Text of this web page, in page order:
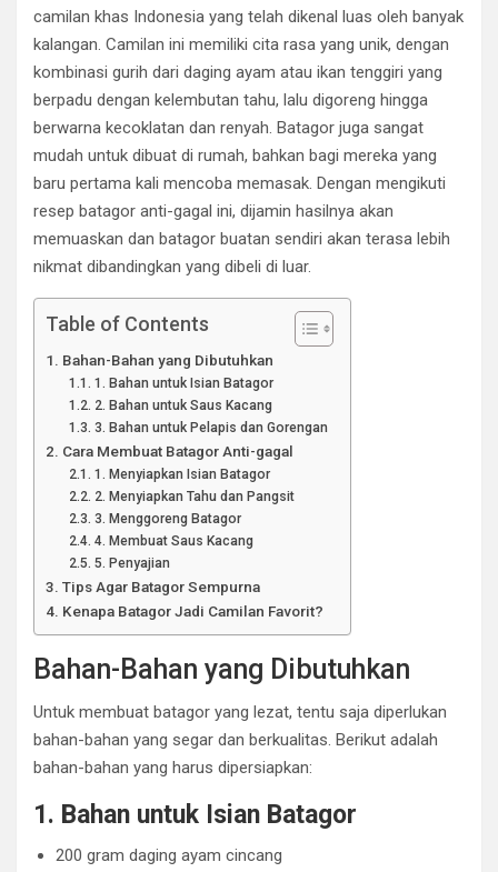
camilan khas Indonesia yang telah dikenal luas oleh banyak
kalangan. Camilan ini memiliki cita rasa yang unik, dengan
kombinasi gurih dari daging ayam atau ikan tenggiri yang
berpadu dengan kelembutan tahu, lalu digoreng hingga
berwarna kecoklatan dan renyah. Batagor juga sangat
mudah untuk dibuat di rumah, bahkan bagi mereka yang
baru pertama kali mencoba memasak. Dengan mengikuti
resep batagor anti-gagal ini, dijamin hasilnya akan
memuaskan dan batagor buatan sendiri akan terasa lebih
nikmat dibandingkan yang dibeli di luar.
Table of Contents
Bahan-Bahan yang Dibutuhkan
1. Bahan untuk Isian Batagor
2. Bahan untuk Saus Kacang
3. Bahan untuk Pelapis dan Gorengan
Cara Membuat Batagor Anti-gagal
1. Menyiapkan Isian Batagor
2. Menyiapkan Tahu dan Pangsit
3. Menggoreng Batagor
4. Membuat Saus Kacang
5. Penyajian
Tips Agar Batagor Sempurna
Kenapa Batagor Jadi Camilan Favorit?
Bahan-Bahan yang Dibutuhkan
Untuk membuat batagor yang lezat, tentu saja diperlukan
bahan-bahan yang segar dan berkualitas. Berikut adalah
bahan-bahan yang harus dipersiapkan:
1. Bahan untuk Isian Batagor
200 gram daging ayam cincang